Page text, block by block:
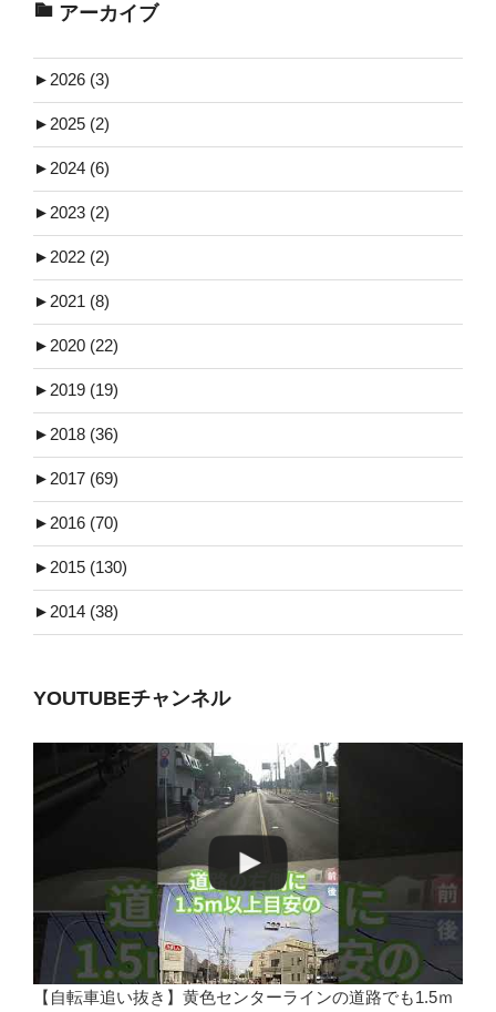
アーカイブ
► 2026 (3)
► 2025 (2)
► 2024 (6)
► 2023 (2)
► 2022 (2)
► 2021 (8)
► 2020 (22)
► 2019 (19)
► 2018 (36)
► 2017 (69)
► 2016 (70)
► 2015 (130)
► 2014 (38)
YOUTUBEチャンネル
【自転車追い抜き】黄色センターラインの道路でも1.5ｍ